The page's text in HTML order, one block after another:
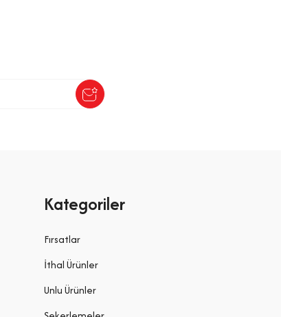
Kategoriler
Fırsatlar
İthal Ürünler
Unlu Ürünler